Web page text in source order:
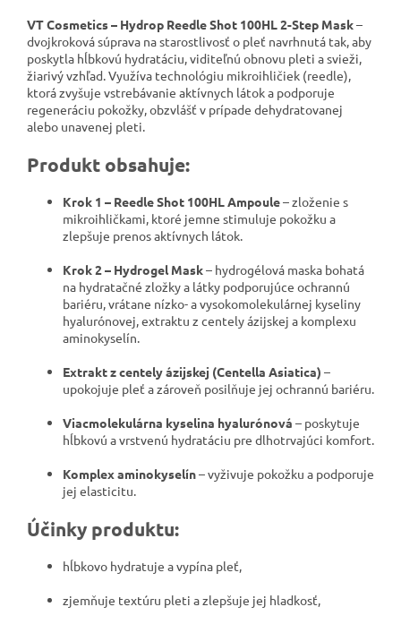
VT Cosmetics – Hydrop Reedle Shot 100HL 2-Step Mask–
dvojkroková súprava na starostlivosť o pleť navrhnutá tak, aby
poskytla hĺbkovú hydratáciu, viditeľnú obnovu pleti a svieži,
žiarivý vzhľad. Využíva technológiu mikroihličiek (reedle),
ktorá zvyšuje vstrebávanie aktívnych látok a podporuje
regeneráciu pokožky, obzvlášť v prípade dehydratovanej
alebo unavenej pleti.
Produkt obsahuje:
Krok 1 – Reedle Shot 100HL Ampoule– zloženie s
mikroihličkami, ktoré jemne stimuluje pokožku a
zlepšuje prenos aktívnych látok.
Krok 2 – Hydrogel Mask– hydrogélová maska bohatá
na hydratačné zložky a látky podporujúce ochrannú
bariéru, vrátane nízko- a vysokomolekulárnej kyseliny
hyalurónovej, extraktu z centely ázijskej a komplexu
aminokyselín.
Extrakt z centely ázijskej (Centella Asiatica) –
upokojuje pleť a zároveň posilňuje jej ochrannú bariéru.
Viacmolekulárna kyselina hyalurónová – poskytuje
hĺbkovú a vrstvenú hydratáciu pre dlhotrvajúci komfort.
Komplex aminokyselín– vyživuje pokožku a podporuje
jej elasticitu.
Účinky produktu:
hĺbkovo hydratuje a vypína pleť,
zjemňuje textúru pleti a zlepšuje jej hladkosť,